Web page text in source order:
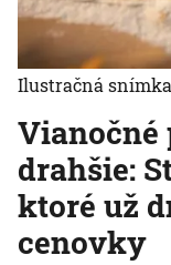
Vianočné
drahšie:
ktoré už
cenovky
Ilustračná